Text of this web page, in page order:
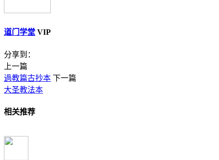
道门学堂 VIP
分享到：
上一篇
過教篇古抄本 下一篇
大圣教法本
相关推荐